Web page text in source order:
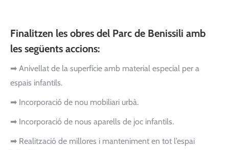
Finalitzen les obres del Parc de Benissili amb
les següents accions:
➡ Anivellat de la superfície amb material especial per a
espais infantils.
➡ Incorporació de nou mobiliari urbà.
➡ Incorporació de nous aparells de joc infantils.
➡ Realització de millores i manteniment en tot l’espai